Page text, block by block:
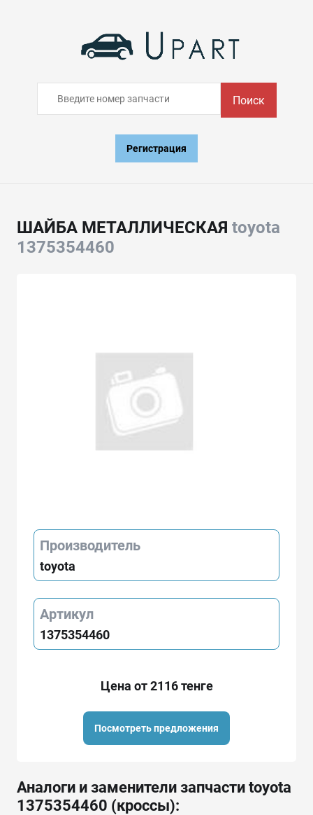
Поиск
Регистрация
ШАЙБА МЕТАЛЛИЧЕСКАЯ toyota
1375354460
Производитель
toyota
Артикул
1375354460
Цена от 2116 тенге
Посмотреть предложения
Аналоги и заменители запчасти toyota
1375354460 (кроссы):